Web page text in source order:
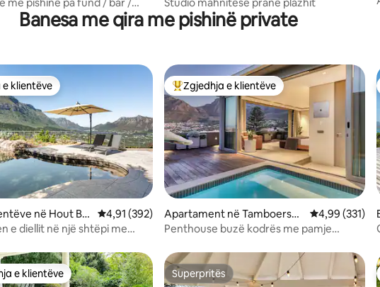
ballkon
Banesa me qira me pishinë private
5, 210 vlerësime
klientëve
klientëve
në Hout Ba
Vlerësimi mesatar 4,91 nga 5, 392 vlerësime
4,91 (392)
e diellit në një shtëpi me
Më të mirat e zgjedhjeve të klientëve
Zgjedhja e klientëve
Apartament në Tamboerskl
oof
Vlerësimi
4,99 (331)
Penthouse buzë kodrës me pamje
e zgjedhjeve të klientëve
e klientëve Superpritës
Superpritës